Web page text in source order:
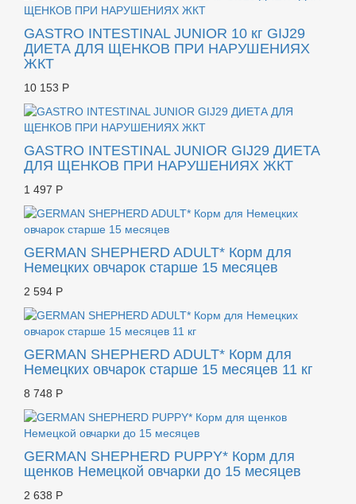
GASTRO INTESTINAL JUNIOR 10 кг GIJ29
ДИЕТА ДЛЯ ЩЕНКОВ ПРИ НАРУШЕНИЯХ
ЖКТ
10 153 Р
GASTRO INTESTINAL JUNIOR GIJ29 ДИЕТА
ДЛЯ ЩЕНКОВ ПРИ НАРУШЕНИЯХ ЖКТ
1 497 Р
GERMAN SHEPHERD ADULT* Корм для
Немецких овчарок старше 15 месяцев
2 594 Р
GERMAN SHEPHERD ADULT* Корм для
Немецких овчарок старше 15 месяцев 11 кг
8 748 Р
GERMAN SHEPHERD PUPPY* Корм для
щенков Немецкой овчарки до 15 месяцев
2 638 Р